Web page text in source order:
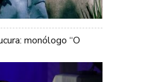
monólogo “O